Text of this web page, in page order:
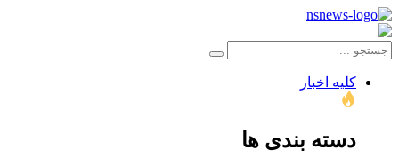
کلیه اخبار
دسته بندی ها